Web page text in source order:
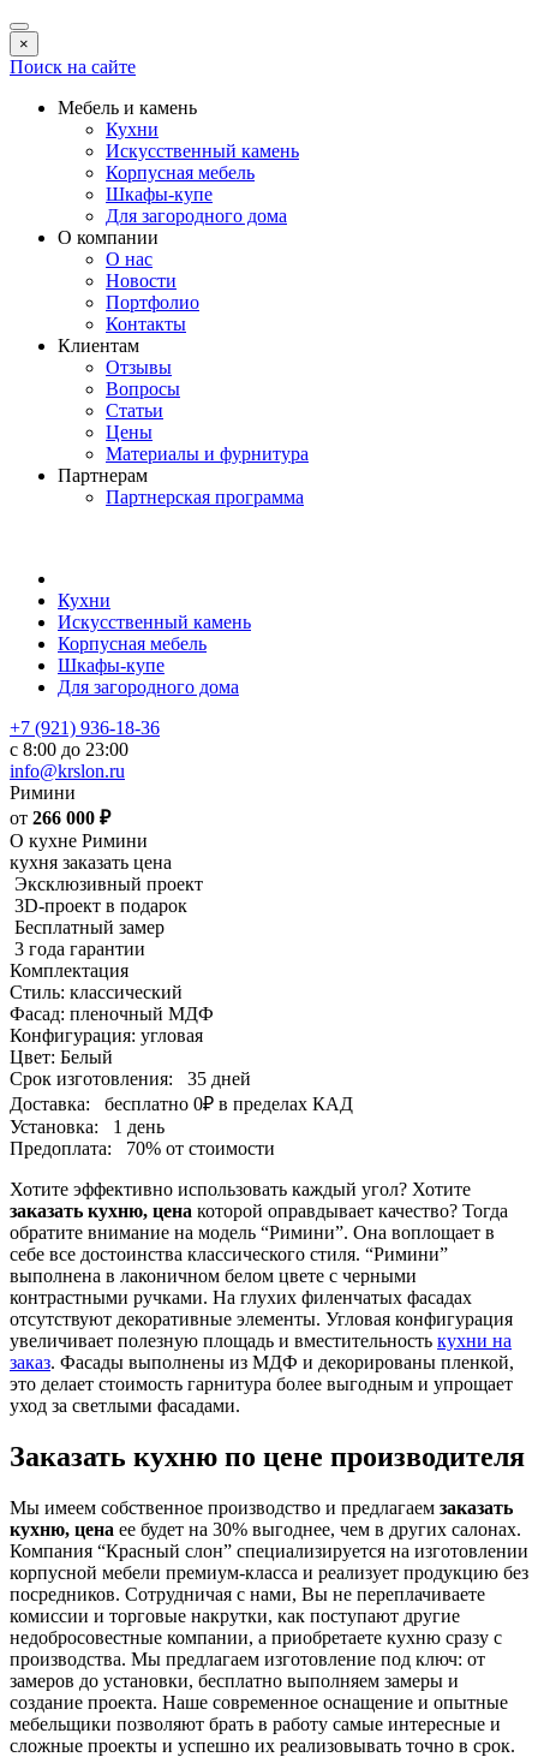
×
Поиск на сайте
Мебель и камень
Кухни
Искусственный камень
Корпусная мебель
Шкафы-купе
Для загородного дома
О компании
О нас
Новости
Портфолио
Контакты
Клиентам
Отзывы
Вопросы
Статьи
Цены
Материалы и фурнитура
Партнерам
Партнерская программа
Кухни
Искусственный камень
Корпусная мебель
Шкафы-купе
Для загородного дома
+7 (921) 936-18-36
с 8:00 до 23:00
info@krslon.ru
Римини
от 266 000 ₽
О кухне Римини
кухня заказать цена
Эксклюзивный проект
3D-проект в подарок
Бесплатный замер
3 года гарантии
Комплектация
Стиль: классический
Фасад: пленочный МДФ
Конфигурация: угловая
Цвет: Белый
Срок изготовления:
35 дней
Доставка:
бесплатно 0₽ в пределах КАД
Установка:
1 день
Предоплата:
70% от стоимости
Хотите эффективно использовать каждый угол? Хотите
заказать кухню, цена которой оправдывает качество? Тогда
обратите внимание на модель “Римини”. Она воплощает в
себе все достоинства классического стиля. “Римини”
выполнена в лаконичном белом цвете с черными
контрастными ручками. На глухих филенчатых фасадах
отсутствуют декоративные элементы. Угловая конфигурация
увеличивает полезную площадь и вместительность кухни на
заказ. Фасады выполнены из МДФ и декорированы пленкой,
это делает стоимость гарнитура более выгодным и упрощает
уход за светлыми фасадами.
Заказать кухню по цене производителя
Мы имеем собственное производство и предлагаем заказать
кухню, цена ее будет на 30% выгоднее, чем в других салонах.
Компания “Красный слон” специализируется на изготовлении
корпусной мебели премиум-класса и реализует продукцию без
посредников. Сотрудничая с нами, Вы не переплачиваете
комиссии и торговые накрутки, как поступают другие
недобросовестные компании, а приобретаете кухню сразу с
производства. Мы предлагаем изготовление под ключ: от
замеров до установки, бесплатно выполняем замеры и
создание проекта. Наше современное оснащение и опытные
мебельщики позволяют брать в работу самые интересные и
сложные проекты и успешно их реализовывать точно в срок.